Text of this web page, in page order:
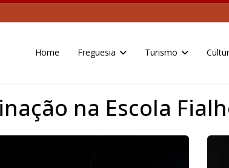
Home Freguesia Turismo
na Escola